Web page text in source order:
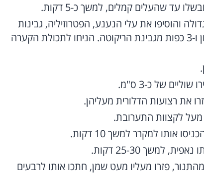
עד שהעלים קמלים, למשך כ-5 דקות.
והוסיפו את עלי הנענע, הפטרוזיליה, גבינות
הפטה והפקורינו, הצנוברים, גרידת הלימון ו-3 כפות מגבינת הריקוטה. הניחו לתכולת הקערה
של כ-3 ס"מ.
את רצועות הדלורית מעליהן.
מעל לקצוות התערובת.
למקרר למשך 10 דקות.
25-30 דקות.
פזרו מעליו מעט שמן, חתכו אותו לרבעים